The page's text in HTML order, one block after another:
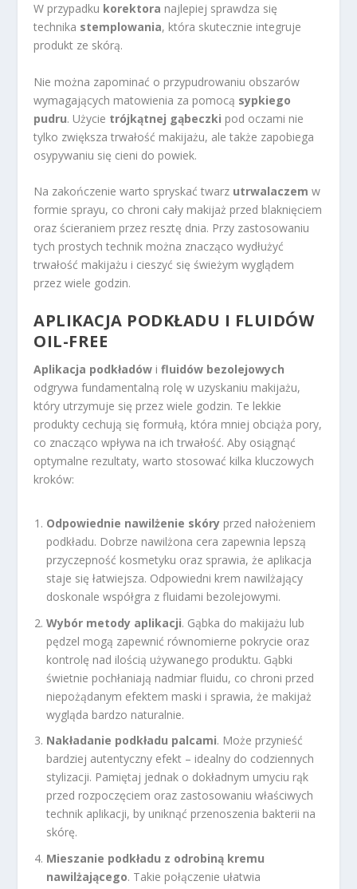
W przypadku korektora najlepiej sprawdza się
technika stemplowania, która skutecznie integruje
produkt ze skórą.
Nie można zapominać o przypudrowaniu obszarów
wymagających matowienia za pomocą sypkiego
pudru. Użycie trójkątnej gąbeczki pod oczami nie
tylko zwiększa trwałość makijażu, ale także zapobiega
osypywaniu się cieni do powiek.
Na zakończenie warto spryskać twarz utrwalaczem w
formie sprayu, co chroni cały makijaż przed blaknięciem
oraz ścieraniem przez resztę dnia. Przy zastosowaniu
tych prostych technik można znacząco wydłużyć
trwałość makijażu i cieszyć się świeżym wyglądem
przez wiele godzin.
APLIKACJA PODKŁADU I FLUIDÓW
OIL-FREE
Aplikacja podkładów ifluidów bezolejowych
odgrywa fundamentalną rolę w uzyskaniu makijażu,
który utrzymuje się przez wiele godzin. Te lekkie
produkty cechują się formułą, która mniej obciąża pory,
co znacząco wpływa na ich trwałość. Aby osiągnąć
optymalne rezultaty, warto stosować kilka kluczowych
kroków:
Odpowiednie nawilżenie skóry przed nałożeniem
podkładu. Dobrze nawilżona cera zapewnia lepszą
przyczepność kosmetyku oraz sprawia, że aplikacja
staje się łatwiejsza. Odpowiedni krem nawilżający
doskonale współgra z fluidami bezolejowymi.
Wybór metody aplikacji. Gąbka do makijażu lub
pędzel mogą zapewnić równomierne pokrycie oraz
kontrolę nad ilością używanego produktu. Gąbki
świetnie pochłaniają nadmiar fluidu, co chroni przed
niepożądanym efektem maski i sprawia, że makijaż
wygląda bardzo naturalnie.
Nakładanie podkładu palcami. Może przynieść
bardziej autentyczny efekt – idealny do codziennych
stylizacji. Pamiętaj jednak o dokładnym umyciu rąk
przed rozpoczęciem oraz zastosowaniu właściwych
technik aplikacji, by uniknąć przenoszenia bakterii na
skórę.
Mieszanie podkładu z odrobiną kremu
nawilżającego. Takie połączenie ułatwia